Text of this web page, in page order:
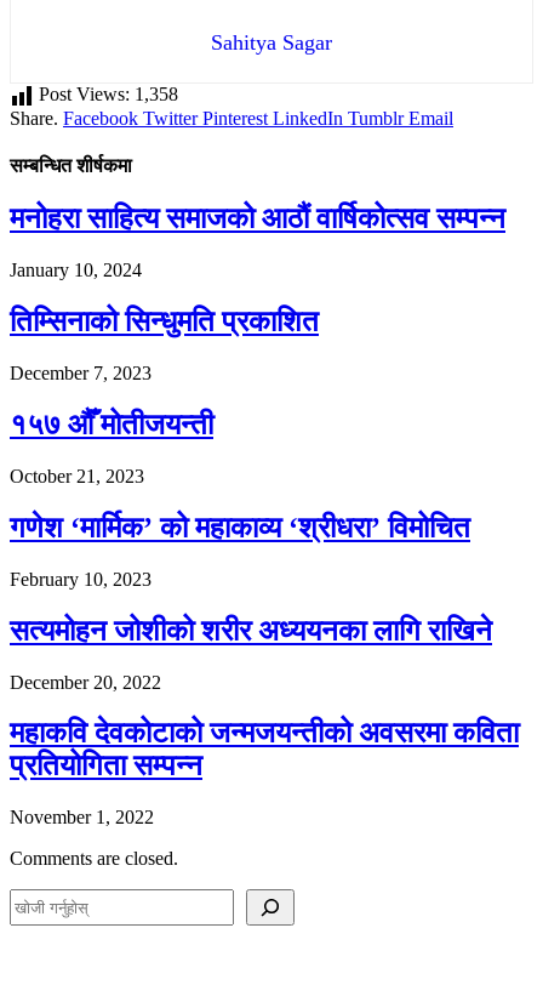
Sahitya Sagar
Post Views: 1,358
Share. Facebook Twitter Pinterest LinkedIn Tumblr Email
सम्बन्धित शीर्षकमा
मनोहरा साहित्य समाजको आठौं वार्षिकोत्सव सम्पन्न
January 10, 2024
तिम्सिनाको सिन्धुमति प्रकाशित
December 7, 2023
१५७ औँ मोतीजयन्ती
October 21, 2023
गणेश ‘मार्मिक’ को महाकाव्य ‘श्रीधरा’ विमोचित
February 10, 2023
सत्यमोहन जोशीको शरीर अध्ययनका लागि राखिने
December 20, 2022
महाकवि देवकोटाको जन्मजयन्तीको अवसरमा कविता
प्रतियोगिता सम्पन्न
November 1, 2022
Comments are closed.
e